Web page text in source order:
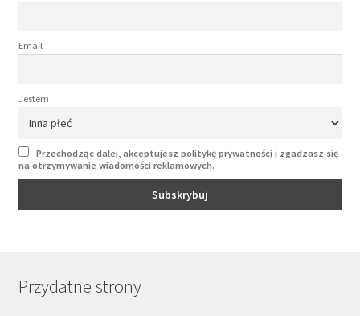
Email
Jestem
Przechodząc dalej, akceptujesz politykę prywatności i zgadzasz się
na otrzymywanie wiadomości reklamowych.
Przydatne strony